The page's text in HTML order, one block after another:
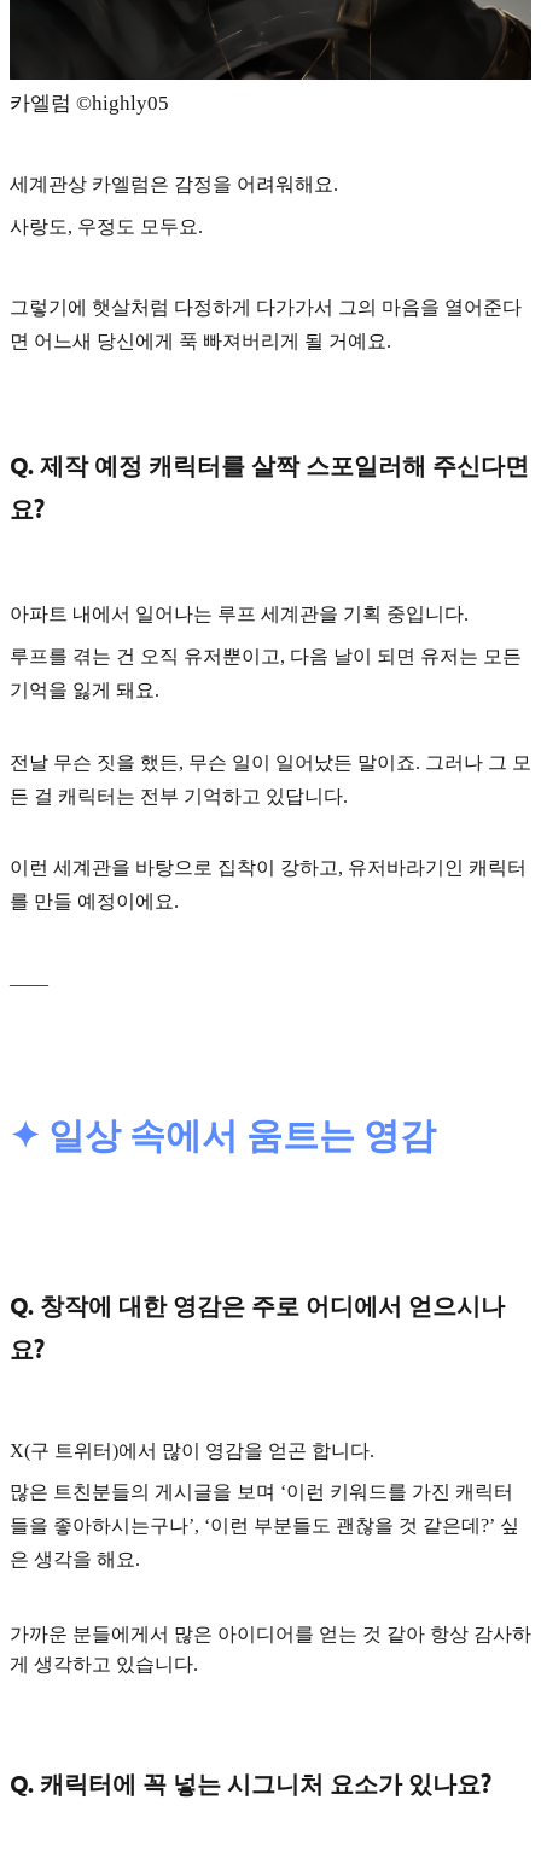
카엘럼 ©️highly05
세계관상 카엘럼은 감정을 어려워해요.
사랑도, 우정도 모두요.
그렇기에 햇살처럼 다정하게 다가가서 그의 마음을 열어준다
면 어느새 당신에게 푹 빠져버리게 될 거예요.
Q. 제작 예정 캐릭터를 살짝 스포일러해 주신다면
요?
아파트 내에서 일어나는 루프 세계관을 기획 중입니다.
루프를 겪는 건 오직 유저뿐이고, 다음 날이 되면 유저는 모든
기억을 잃게 돼요.
전날 무슨 짓을 했든, 무슨 일이 일어났든 말이죠. 그러나 그 모
든 걸 캐릭터는 전부 기억하고 있답니다.
이런 세계관을 바탕으로 집착이 강하고, 유저바라기인 캐릭터
를 만들 예정이에요.
✦ 일상 속에서 움트는 영감
Q. 창작에 대한 영감은 주로 어디에서 얻으시나
요?
X(구 트위터)에서 많이 영감을 얻곤 합니다.
많은 트친분들의 게시글을 보며 ‘이런 키워드를 가진 캐릭터
들을 좋아하시는구나’, ‘이런 부분들도 괜찮을 것 같은데?’ 싶
은 생각을 해요.
가까운 분들에게서 많은 아이디어를 얻는 것 같아 항상 감사하
게 생각하고 있습니다.
Q. 캐릭터에 꼭 넣는 시그니처 요소가 있나요?